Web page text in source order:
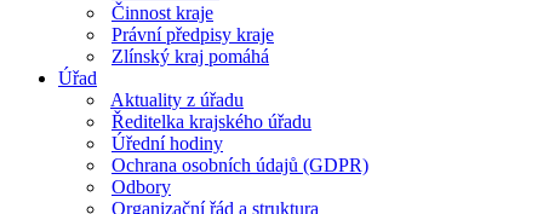
Činnost kraje
Právní předpisy kraje
Zlínský kraj pomáhá
Úřad
Aktuality z úřadu
Ředitelka krajského úřadu
Úřední hodiny
Ochrana osobních údajů (GDPR)
Odbory
Organizační řád a struktura